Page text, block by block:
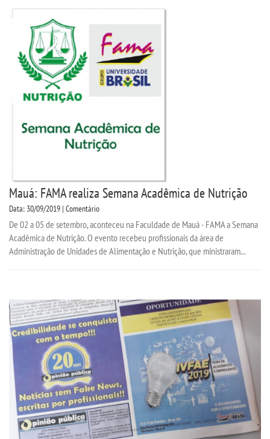
Mauá: FAMA realiza Semana Acadêmica de Nutrição
Data: 30/09/2019 | Comentário
De 02 a 05 de setembro, aconteceu na Faculdade de Mauá - FAMA a Semana
Acadêmica de Nutrição. O evento recebeu profissionais da área de
Administração de Unidades de Alimentação e Nutrição, que ministraram...